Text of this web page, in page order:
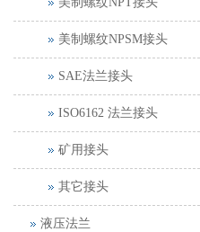
美制螺纹NPSM接头
SAE法兰接头
ISO6162 法兰接头
矿用接头
其它接头
液压法兰